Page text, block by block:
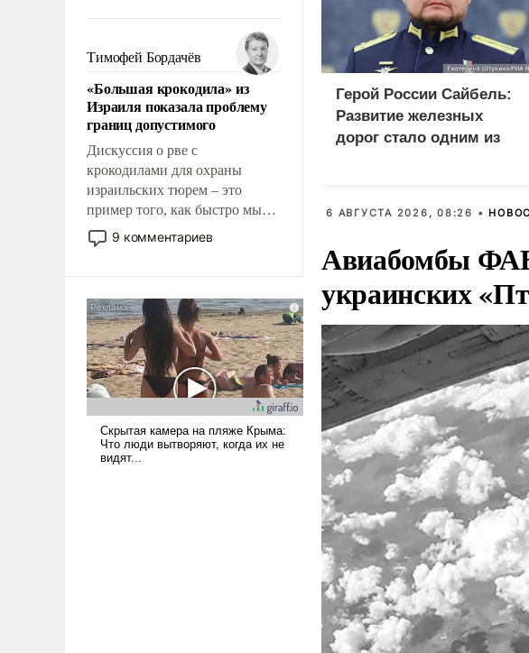
политические прожекты будут
беспрекословно оплачиваться
за счет российских
налогоплательщиков и где за
свои поступки не нужно
отвечать.
Тимофей Бордачёв
«Большая крокодила» из
Израиля показала проблему
границ допустимого
Дискуссия о рве с
крокодилами для охраны
израильских тюрем – это
пример того, как быстро мы
двигаемся по пути
революционных изменений.
псевдонаучной фантастики,
стало всерьез обсуждаемой
идеей.
9 комментариев
Герой России Сайбель:
Развитие железных
дорог стало одним из
6 АВГУСТА 2026, 08:26 •
Авиабомбы
украинских